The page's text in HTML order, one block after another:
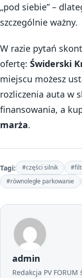
„pod siebie” –
szczególnie ważny.
W razie pytań
ofertę: Świderski
miejscu możesz
rozliczenia auta w
finansowania, a
marża.
Tagi: #części silnik
#równoległe parkowanie
admin
Redakcja PV